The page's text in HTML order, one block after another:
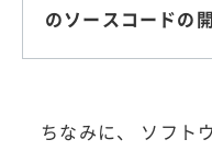
のソースコードの
ちなみに、 ソフト